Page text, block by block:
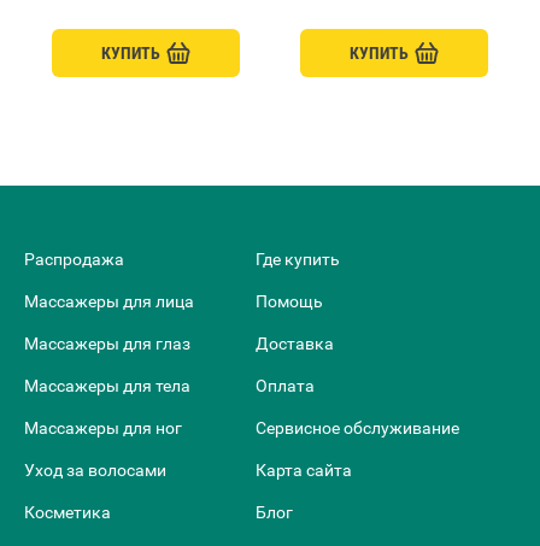
КУПИТЬ КУПИТЬ
Распродажа
Массажеры для лица
Массажеры для глаз
Массажеры для тела
Массажеры для ног
Уход за волосами
Косметика
Где купить
Помощь
Доставка
Оплата
Сервисное обслуживание
Карта сайта
Блог